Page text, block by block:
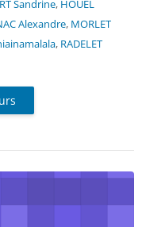
Sandrine, HOUEL
Alexandre, MORLET
, RADELET